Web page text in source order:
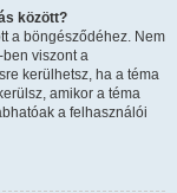
között?
a böngésződéhez. Nem
ben viszont a
kerülhetsz, ha a téma
amikor a téma
a felhasználói